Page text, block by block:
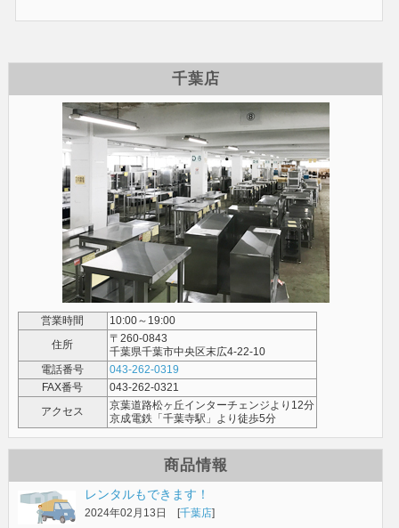
千葉店
営業時間
10:00～19:00
住所
〒260-0843
千葉県千葉市中央区末広4-22-10
電話番号
043-262-0319
FAX番号
043-262-0321
アクセス
京葉道路松ヶ丘インターチェンジより12分
京成電鉄「千葉寺駅」より徒歩5分
商品情報
レンタルもできます！
2024年02月13日 [千葉店]